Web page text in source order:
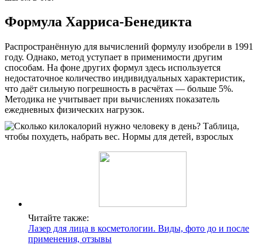
Формула Харриса-Бенедикта
Распространённую для вычислений формулу изобрели в 1991
году. Однако, метод уступает в применимости другим
способам. На фоне других формул здесь используется
недостаточное количество индивидуальных характеристик,
что даёт сильную погрешность в расчётах — больше 5%.
Методика не учитывает при вычислениях показатель
ежедневных физических нагрузок.
Читайте также:
Лазер для лица в косметологии. Виды, фото до и после
применения, отзывы